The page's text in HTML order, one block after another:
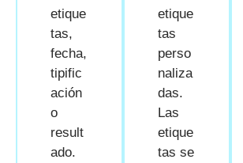
etique
tas,
fecha,
tipific
ación
o
result
ado.
etique
tas
perso
naliza
das.
Las
etique
tas se